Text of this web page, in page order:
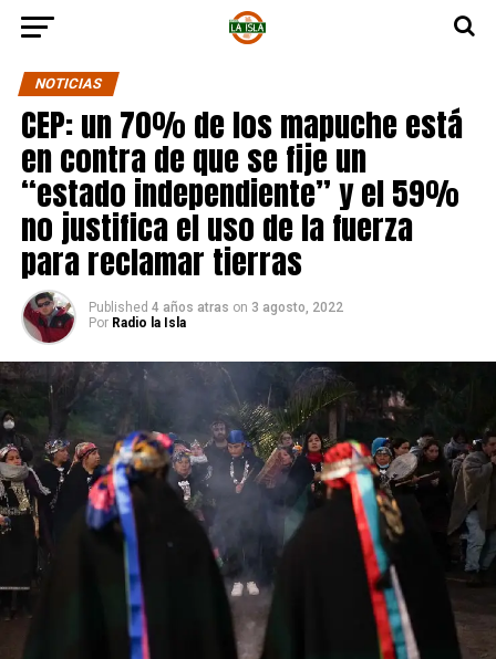
NOTICIAS
CEP: un 70% de los mapuche está
en contra de que se fije un
“estado independiente” y el 59%
no justifica el uso de la fuerza
para reclamar tierras
Published 4 años atras on 3 agosto, 2022
Por Radio la Isla